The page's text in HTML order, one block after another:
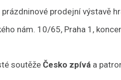
prodejní výstavě
nám. 10/65, Praha 1,
soutěžeČesko zpívá a